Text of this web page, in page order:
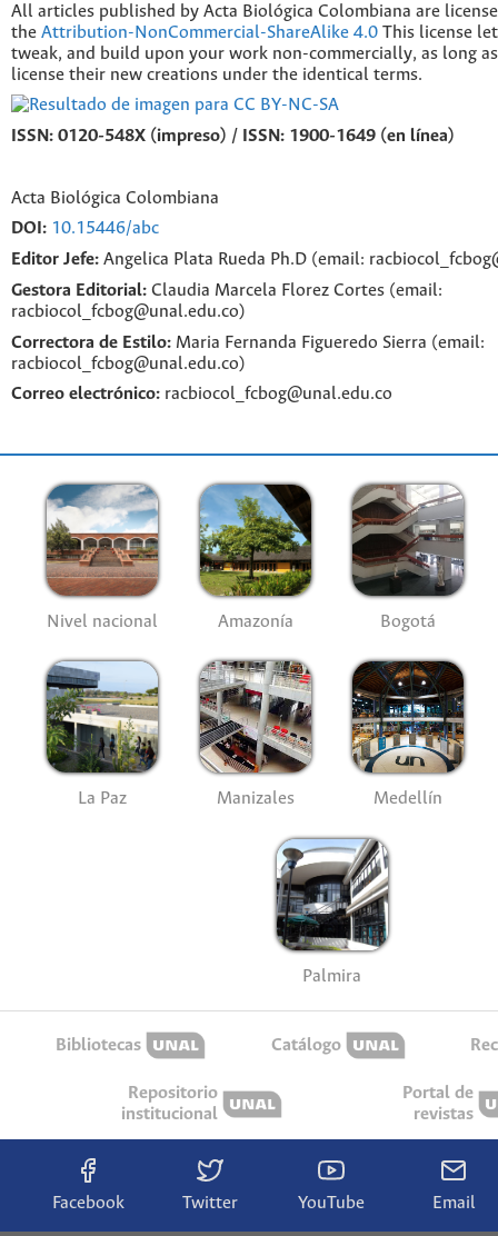
All articles published by Acta Biológica Colombiana are
the Attribution-NonCommercial-ShareAlike 4.0 This license
tweak, and build upon your work non-commercially, as long
license their new creations under the identical terms.
ISSN: 0120-548X (impreso) / ISSN: 1900-1649 (en línea)
Acta Biológica Colombiana
DOI: 10.15446/abc
Editor Jefe: Angelica Plata Rueda Ph.D (email:
Gestora Editorial: Claudia Marcela Florez Cortes (email:
racbiocol_fcbog@unal.edu.co)
Correctora de Estilo: Maria Fernanda Figueredo Sierra (email:
racbiocol_fcbog@unal.edu.co)
Correo electrónico: racbiocol_fcbog@unal.edu.co
Nivel nacional Amazonía Bogotá
La Paz Manizales Medellín
Palmira
Bibliotecas Catálogo
Repositorio
institucional
Portal de
revistas
Facebook Twitter YouTube Email